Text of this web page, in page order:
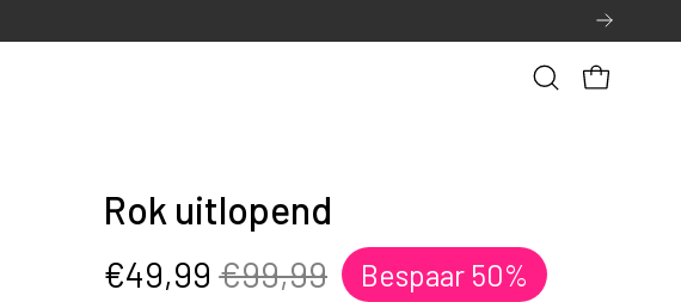
OpenOPEN
Rok uitlopend
€49,99 €99,99 Bespaar 50%